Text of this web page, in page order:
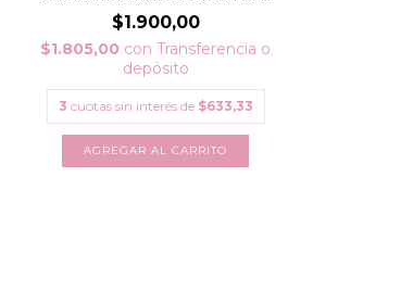
$1.900,00
$1.805,00 con Transferencia o
depósito
3 cuotas sin interés de $633,33